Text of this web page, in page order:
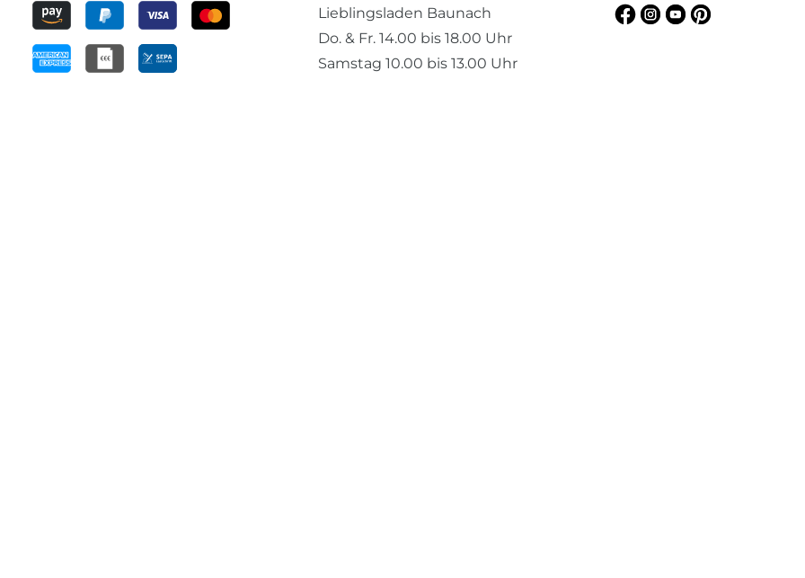
Lieblingsladen Baunach
Do. & Fr. 14.00 bis 18.00 Uhr
Samstag 10.00 bis 13.00 Uhr